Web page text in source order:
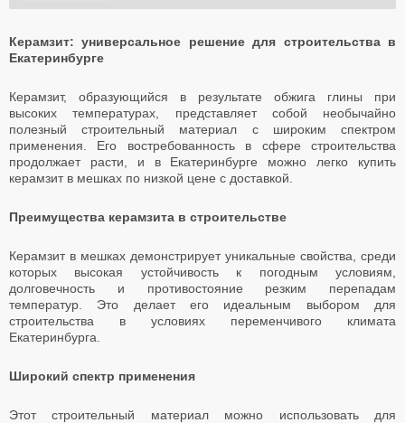
Керамзит: универсальное решение для строительства в
Екатеринбурге
Керамзит, образующийся в результате обжига глины при
высоких температурах, представляет собой необычайно
полезный строительный материал с широким спектром
применения. Его востребованность в сфере строительства
продолжает расти, и в Екатеринбурге можно легко купить
керамзит в мешках по низкой цене с доставкой.
Преимущества керамзита в строительстве
Керамзит в мешках демонстрирует уникальные свойства, среди
которых высокая устойчивость к погодным условиям,
долговечность и противостояние резким перепадам
температур. Это делает его идеальным выбором для
строительства в условиях переменчивого климата
Екатеринбурга.
Широкий спектр применения
Этот строительный материал можно использовать для